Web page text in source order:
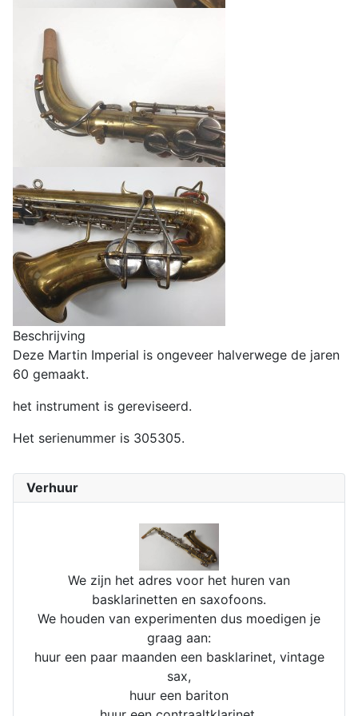
Verhuur
We zijn het adres voor het huren van
basklarinetten en saxofoons.
We houden van experimenten dus moedigen je
graag aan:
huur een paar maanden een basklarinet, vintage
sax,
huur een bariton
Beschrijving
Deze Martin Imperial is ongeveer halverwege de jaren
60 gemaakt.
het instrument is gereviseerd.
Het serienummer is 305305.